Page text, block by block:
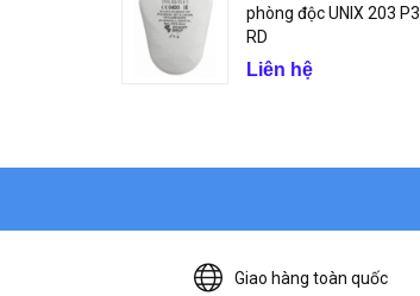
phòng độc UNIX 203 P3
RD
Liên hệ
Giao hàng toàn quốc